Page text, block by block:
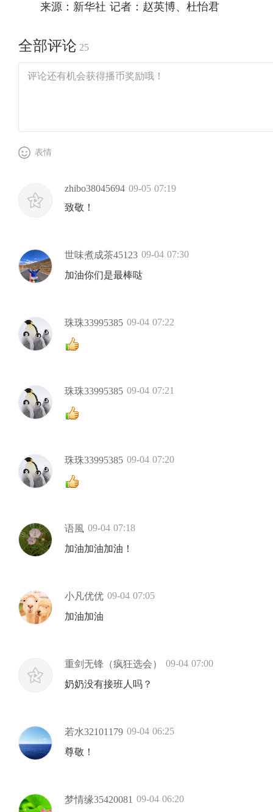
来源：新华社 记者：赵英博、杜怡君
全部评论 25
表情
zhibo38045694 09-05 07:19
致敬！
世味煮成茶45123 09-04 07:30
加油你们是最棒哒
珠珠33995385 09-04 07:22
珠珠33995385 09-04 07:21
珠珠33995385 09-04 07:20
语風 09-04 07:18
加油加油加油！
小凡优优 09-04 07:05
加油加油
重剑无锋（疯狂选会）
09-04 07:00
奶奶没有接班人吗？
若水32101179 09-04 06:25
尊敬！
梦情缘35420081 09-04 06:20